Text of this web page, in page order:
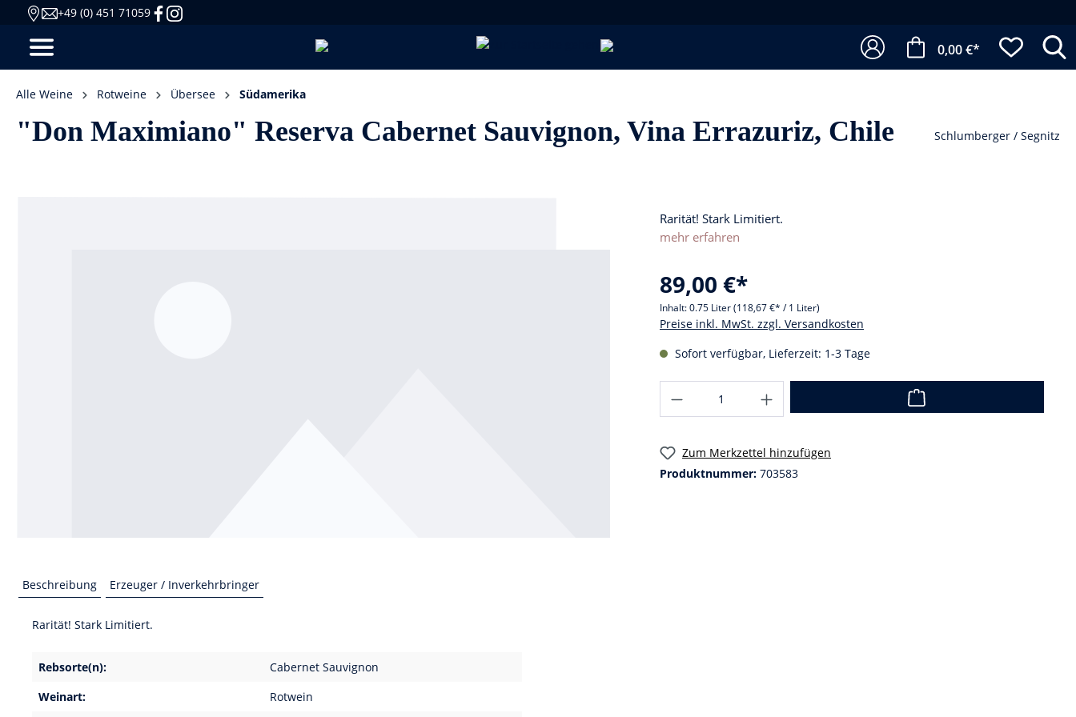
+49 (0) 451 71059
0,00 €*
Alle Weine Rotweine Übersee Südamerika
"Don Maximiano" Reserva Cabernet Sauvignon, Vina Errazuriz, Chile Schlumberger / Segnitz
Rarität! Stark Limitiert.
mehr erfahren
89,00 €*
Inhalt:0.75 Liter(118,67 €* / 1 Liter)
Preise inkl. MwSt. zzgl. Versandkosten
Sofort verfügbar, Lieferzeit: 1-3 Tage
Zum Merkzettel hinzufügen
Produktnummer: 703583
Beschreibung Erzeuger / Inverkehrbringer
Rarität! Stark Limitiert.
Rebsorte(n):
Cabernet Sauvignon
Weinart:
Rotwein